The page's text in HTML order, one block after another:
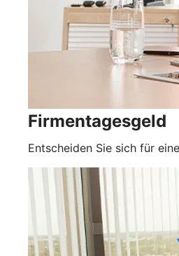
Firmentagesgeld
Entscheiden Sie sich für